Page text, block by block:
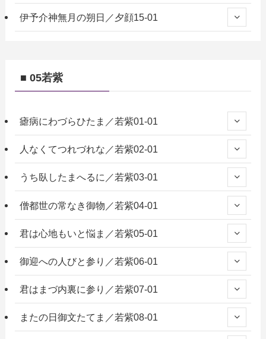
伊予介神無月の朔日／夕顔15-01
■ 05若紫
瘧病にわづらひたま／若紫01-01
人なくてつれづれな／若紫02-01
うち臥したまへるに／若紫03-01
僧都世の常なき御物／若紫04-01
君は心地もいと悩ま／若紫05-01
御迎への人びと参り／若紫06-01
君はまづ内裏に参り／若紫07-01
またの日御文たてま／若紫08-01